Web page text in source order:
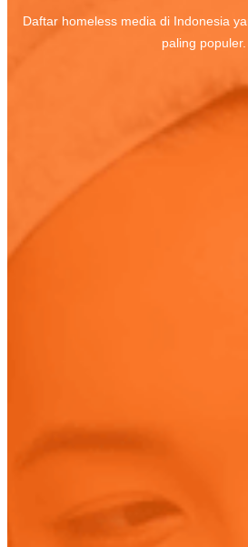
Daftar homeless media di Indonesia
paling populer.